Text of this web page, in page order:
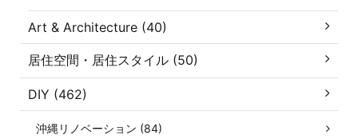
Art & Architecture (40)
居住空間・居住スタイル (50)
DIY (462)
沖縄リノベーション (84)